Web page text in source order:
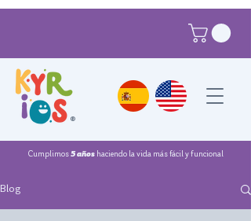
Cumplimos5 añoshaciendo la vida más fácil y funcional
®
Blog